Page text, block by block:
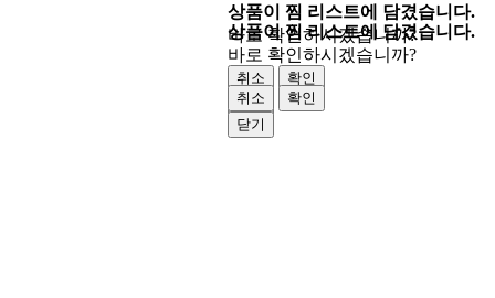
상품이 찜 리스트에 담겼습니다.
바로 확인하시겠습니까?
취소
확인
닫기
상품이 찜 리스트에 담겼습니다.
바로 확인하시겠습니까?
취소
확인
닫기